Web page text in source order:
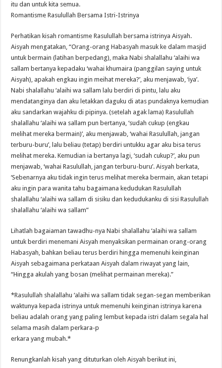
itu dan untuk kita semua.
Romantisme Rasulullah Bersama Istri-Istrinya
Perhatikan kisah romantisme Rasulullah bersama istrinya Aisyah.
Aisyah mengatakan, “Orang-orang Habasyah masuk ke dalam masjid
untuk bermain (latihan berpedang), maka Nabi shalallahu ‘alaihi wa
sallam bertanya kepadaku ‘wahai khumaira (panggilan saying untuk
Aisyah), apakah engkau ingin meihat mereka?’, aku menjawab, ‘iya’.
Nabi shalallahu ‘alaihi wa sallam lalu berdiri di pintu, lalu aku
mendatanginya dan aku letakkan daguku di atas pundaknya kemudian
aku sandarkan wajahku di pipinya. (setelah agak lama) Rasulullah
shalallahu ‘alaihi wa sallam pun bertanya, ‘sudah cukup (engkau
melihat mereka bermain)’, aku menjawab, ‘wahai Rasulullah, jangan
terburu-buru’, lalu beliau (tetap) berdiri untukku agar aku bisa terus
melihat mereka. Kemudian ia bertanya lagi, ‘sudah cukup?’, aku pun
menjawab, ‘wahai Rasulullah, jangan terburu-buru’. Aisyah berkata,
‘Sebenarnya aku tidak ingin terus melihat mereka bermain, akan tetapi
aku ingin para wanita tahu bagaimana kedudukan Rasulullah
shalallahu ‘alaihi wa sallam di sisiku dan kedudukanku di sisi Rasulullah
shalallahu ‘alaihi wa sallam”
Lihatlah bagaiaman tawadhu-nya Nabi shalallahu ‘alaihi wa sallam
untuk berdiri menemani Aisyah menyaksikan permainan orang-orang
Habasyah, bahkan beliau terus berdiri hingga memenuhi keinginan
Aisyah sebagaimana perkataan Aisyah dalam riwayat yang lain,
“Hingga akulah yang bosan (melihat permainan mereka).”
*Rasulullah shalallahu ‘alaihi wa sallam tidak segan-segan memberikan
waktunya kepada istrinya untuk memenuhi keinginan istrinya karena
beliau adalah orang yang paling lembut kepada istri dalam segala hal
selama masih dalam perkara-p
erkara yang mubah.*
Renungkanlah kisah yang dituturkan oleh Aisyah berikut ini,